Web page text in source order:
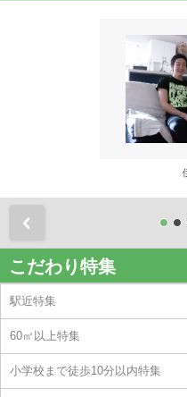
こだわり特集
駅近特集
60㎡以上特集
小学校まで徒歩10分以内特集